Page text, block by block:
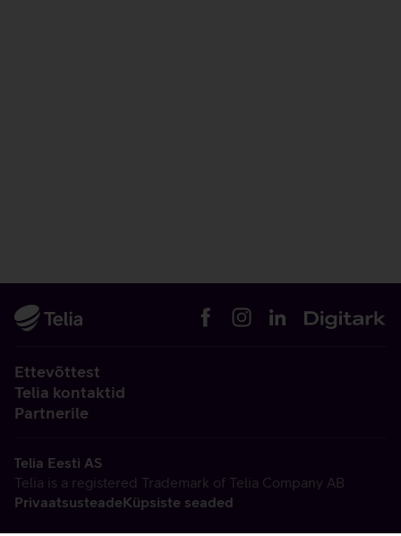
Ettevõttest
Telia kontaktid
Partnerile
Telia Eesti AS
Telia is a registered Trademark of Telia Company AB
PrivaatsusteadeKüpsiste seaded